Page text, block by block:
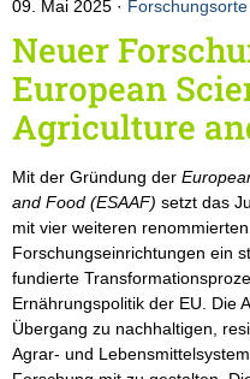
09. Mai 2025 Forschungsorte
Neuer
European
Agriculture
Mit der Gründung der
and Food (ESAAF) setzt das
mit vier weiteren
Forschungseinrichtungen ein
fundierte
Ernährungspolitik der EU. Die
Übergang zu nachhaltigen,
Agrar- und